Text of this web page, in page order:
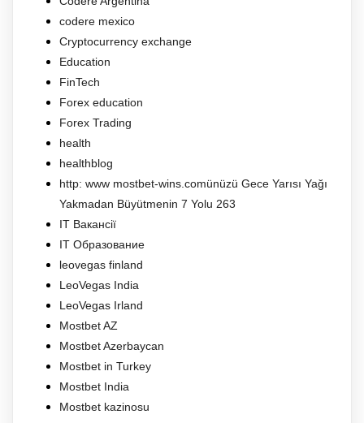
codere mexico
Cryptocurrency exchange
Education
FinTech
Forex education
Forex Trading
health
healthblog
http: www mostbet-wins.comünüzü Gece Yarısı Yağı
Yakmadan Büyütmenin 7 Yolu 263
IT Вакансії
IT Образование
leovegas finland
LeoVegas India
LeoVegas Irland
Mostbet AZ
Mostbet Azerbaycan
Mostbet in Turkey
Mostbet India
Mostbet kazinosu